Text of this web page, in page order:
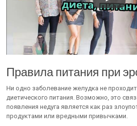
Правила питания при
Ни одно заболевание желудка не проходит
диетического питания. Возможно, это
появления недуга является как раз
продуктами или вредными привычками.